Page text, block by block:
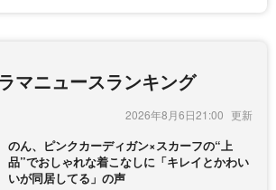
マニュースランキング
2026年8月6日21:00
のん、ピンクカーディガン×スカーフの“上
品”でおしゃれな着こなしに「キレイとかわい
いが同居してる」の声